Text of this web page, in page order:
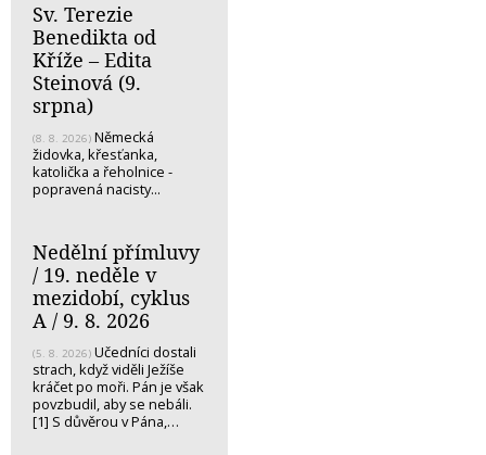
Sv. Terezie
Benedikta od
Kříže – Edita
Steinová (9.
srpna)
(8. 8. 2026) Německá
židovka, křesťanka,
katolička a řeholnice -
popravená nacisty...
Nedělní přímluvy
/ 19. neděle v
mezidobí, cyklus
A / 9. 8. 2026
(5. 8. 2026) Učedníci dostali
strach, když viděli Ježíše
kráčet po moři. Pán je však
povzbudil, aby se nebáli.
[1] S důvěrou v Pána,…